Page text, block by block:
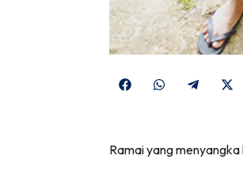
Share
Share
Share
Ramai yang